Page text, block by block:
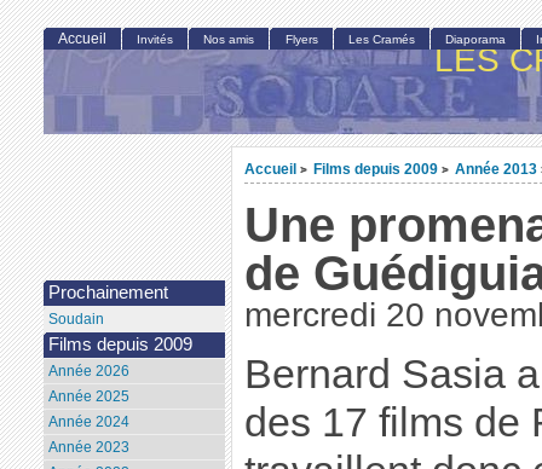
LES
Accueil > Films depuis 2009 > Année 2013
Une
de
mercredi 20
Bernard Sasia
des 17 films de
Accueil Invités Nos amis Flyers Les Cramés Diaporama
Prochainement
Soudain
Films depuis 2009
Année 2026
Année 2025
Année 2024
Année 2023